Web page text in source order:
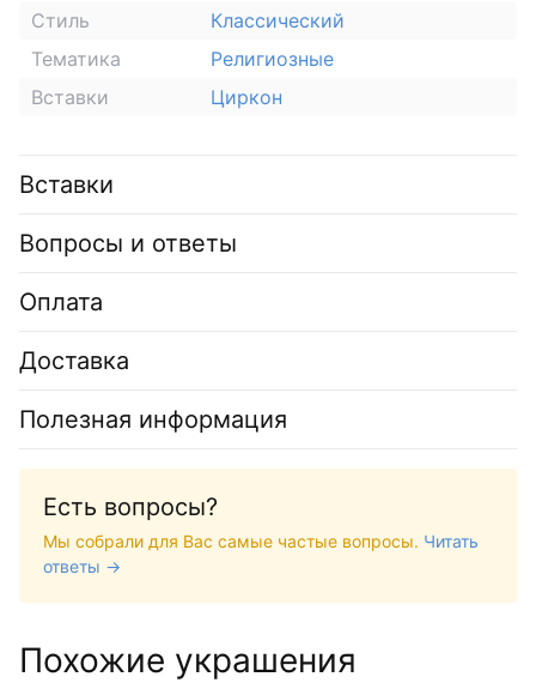
Стиль
Классический
Тематика
Религиозные
Вставки
Циркон
Вставки
Вопросы и ответы
Оплата
Доставка
Полезная информация
Есть вопросы?
Мы собрали для Вас самые частые вопросы. Читать
ответы →
Похожие украшения